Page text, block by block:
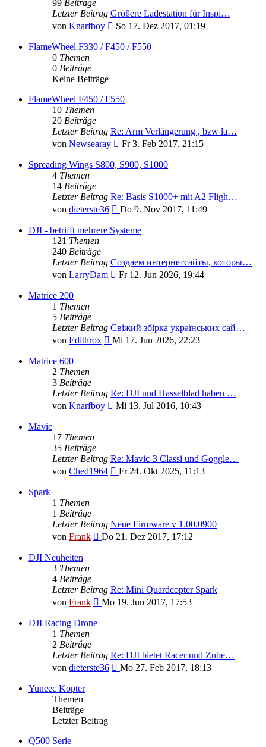
99 Beiträge
Letzter Beitrag Größere Ladestation für Inspi…
von Knarfboy
Neuester
So 17. Dez 2017, 01:19
FlameWheel F330 / F450 / F550
0 Themen
0 Beiträge
Keine Beiträge
FlameWheel F450 / F550
10 Themen
20 Beiträge
Letzter Beitrag Re: Arm Verlängerung , bzw la…
von Newsearay
Neuester
Fr 3. Feb 2017, 21:15
Spreading Wings S800, S900, S1000
4 Themen
14 Beiträge
Letzter Beitrag Re: Basis S1000+ mit A2 Fligh…
von dieterste36
Neuester
Do 9. Nov 2017, 11:49
DJI - betrifft mehrere Systeme
121 Themen
240 Beiträge
Letzter Beitrag Создаем интернетсайты, которы…
von LarryDam
Neuester
Fr 12. Jun 2026, 19:44
Matrice 200
1 Themen
5 Beiträge
Letzter Beitrag Свіжий збірка українських сай…
von Edithrox
Neuester
Mi 17. Jun 2026, 22:23
Matrice 600
2 Themen
3 Beiträge
Letzter Beitrag Re: DJI und Hasselblad haben …
von Knarfboy
Neuester
Mi 13. Jul 2016, 10:43
Mavic
17 Themen
35 Beiträge
Letzter Beitrag Re: Mavic-3 Classi und Goggle…
von Ched1964
Neuester
Fr 24. Okt 2025, 11:13
Spark
1 Themen
1 Beiträge
Letzter Beitrag Neue Firmware v 1.00.0900
von Frank
Neuester
Do 21. Dez 2017, 17:12
DJI Neuheiten
3 Themen
4 Beiträge
Letzter Beitrag Re: Mini Quardcopter Spark
von Frank
Neuester
Mo 19. Jun 2017, 17:53
DJI Racing Drone
1 Themen
2 Beiträge
Letzter Beitrag Re: DJI bietet Racer und Zube…
von dieterste36
Neuester
Mo 27. Feb 2017, 18:13
Yuneec Kopter
Themen
Beiträge
Letzter Beitrag
Q500 Serie